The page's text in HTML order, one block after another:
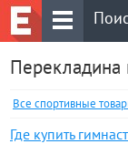
Перекладина
Все спортивные
Где купить